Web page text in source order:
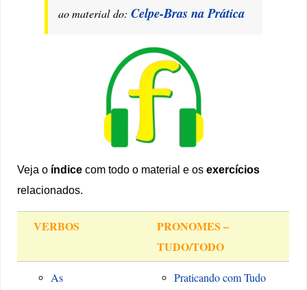
ao material do:Celpe-Bras na Prática
Veja o índice com todo o material e osexercícios
relacionados.
VERBOS
PRONOMES –
TUDO/TODO
As
Praticando com Tudo